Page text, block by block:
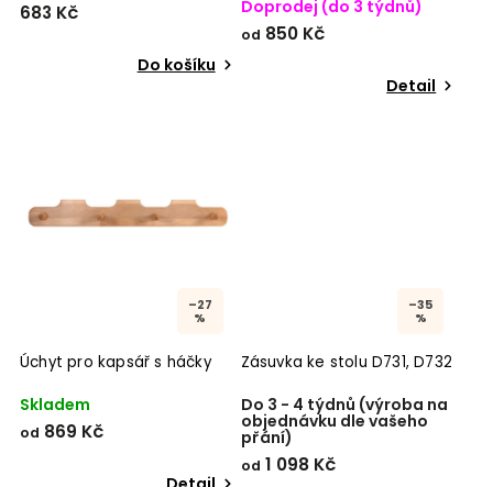
683 Kč
Do košíku
Doprodej (do 3 týdnů)
od 850 Kč
Detail
–27
%
Úchyt pro kapsář s háčky
Skladem
od 869 Kč
–35
%
Zásuvka ke stolu D731, D732
Do 3 - 4 týdnů (výroba na
objednávku dle vašeho
přání)
od 1 098 Kč